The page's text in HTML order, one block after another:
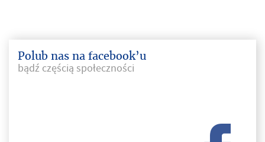
Polub nas na facebook’u
bądź częścią społeczności